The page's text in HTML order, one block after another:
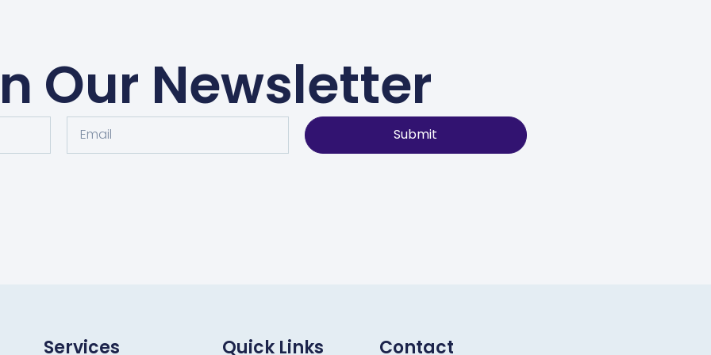
Our Newsletter
Submit
Services Quick Links Contact